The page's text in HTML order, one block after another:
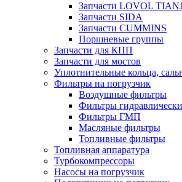
Запчасти LOVOL
Запчасти SIDA
Запчасти CUMMINS
Поршневые группы
Запчасти для КПП
Запчасти для мостов
Уплотнительные кольца,
Фильтры на погрузчик
Воздушные фильтры
Фильтры
Фильтры ГМП
Масляные фильтры
Топливные фильтры
Топливная аппаратура
Турбокомпрессоры
Насосы на погрузчик